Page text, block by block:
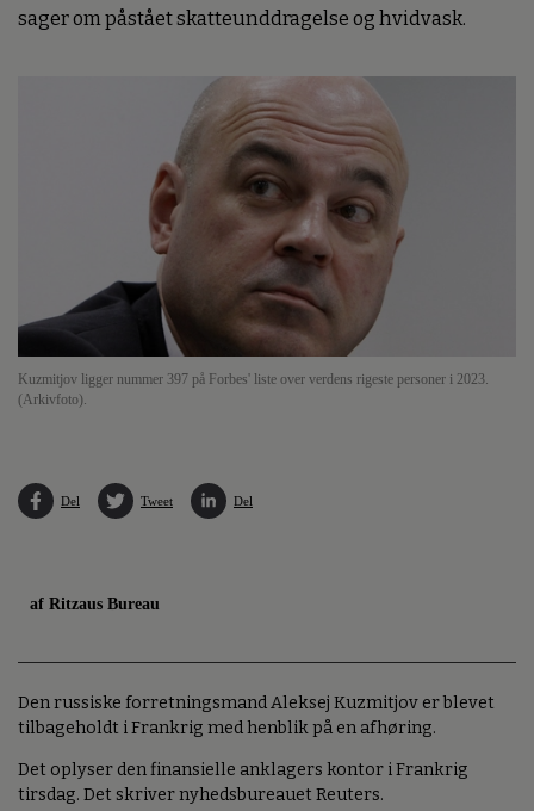
sager om påstået skatteunddragelse og hvidvask.
Kuzmitjov ligger nummer 397 på Forbes' liste over verdens rigeste personer i 2023.
(Arkivfoto).
Del Tweet Del
af Ritzaus Bureau
Den russiske forretningsmand Aleksej Kuzmitjov er blevet
tilbageholdt i Frankrig med henblik på en afhøring.
Det oplyser den finansielle anklagers kontor i Frankrig
tirsdag. Det skriver nyhedsbureauet Reuters.